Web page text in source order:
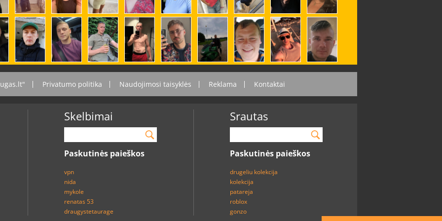
Privatumo politika Naudojimosi taisyklės Reklama Kontaktai
Skelbimai
Paskutinės paieškos
vpn
nida
mykole
renatas 53
draugystetaurage
Srautas
Paskutinės paieškos
drugeliu kolekcija
kolekcija
patareja
roblox
gonzo